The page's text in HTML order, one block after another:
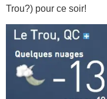
Trou?) pour ce soir!